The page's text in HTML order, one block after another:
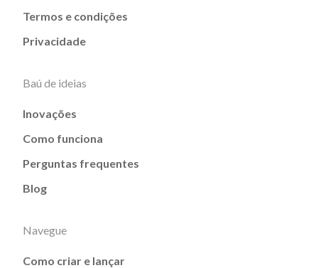
Termos e condições
Privacidade
Baú de ideias
Inovações
Como funciona
Perguntas frequentes
Blog
Navegue
Como criar e lançar